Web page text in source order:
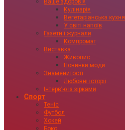
Ваше здоровʼя
Кулінарія
Вегетаріанська кухня
У світі напоїв
Газети і журнали
Компромат
Виставка
Живопис
Новинки моди
Знаменитості
Любовні історії
Інтервʼю із зірками
Спорт
Теніс
Футбол
Хокей
Бокс